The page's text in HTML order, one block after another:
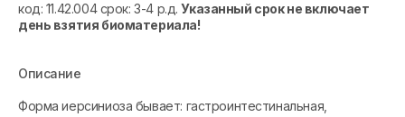
код: 11.42.004 срок: 3-4 р.д.Указанный срок не включает
день взятия биоматериала!
Описание
Форма иерсиниоза бывает: гастроинтестинальная,